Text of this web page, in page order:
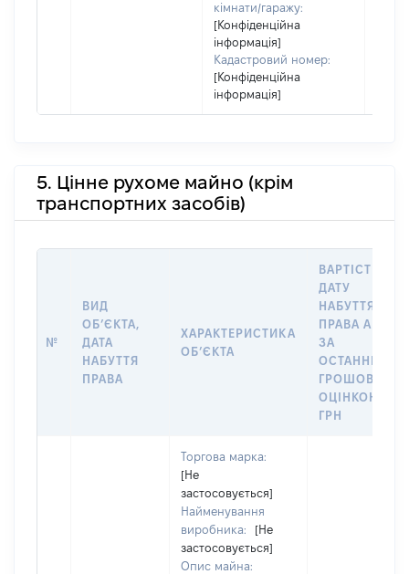
кімнати/гаражу:
[Конфіденційна
інформація]
Кадастровий номер:
[Конфіденційна
інформація]
5. Цінне рухоме майно (крім
транспортних засобів)
№
ВИД
ОБʼЄКТА,
ДАТА
НАБУТТЯ
ПРАВА
ХАРАКТЕРИСТИКА
ОБʼЄКТА
ВАРТІСТЬ НА
ДАТУ
НАБУТТЯ
ПРАВА АБО
ЗА
ОСТАННЬОЮ
ГРОШОВОЮ
ОЦІНКОЮ,
ГРН
Торгова марка:
[Не
застосовується]
Найменування
виробника:
[Не
застосовується]
Опис майна: